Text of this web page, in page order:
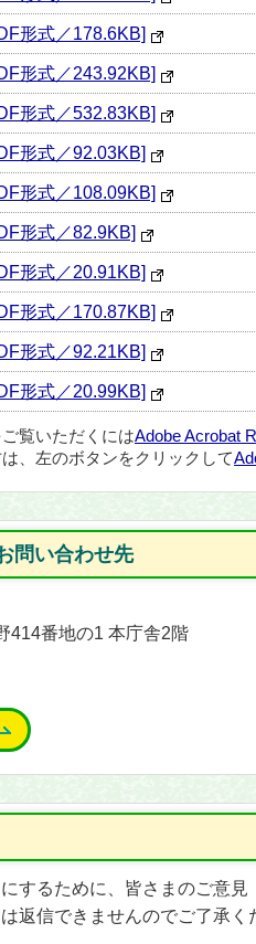
形式／178.6KB]
形式／243.92KB]
形式／532.83KB]
形式／92.03KB]
形式／108.09KB]
形式／82.9KB]
形式／20.91KB]
形式／170.87KB]
形式／92.21KB]
形式／20.99KB]
覧いただくにはAdobe Acrobat
、左のボタンをクリックして
問い合わせ先
414番地の1 本庁舎2階
するために、皆さまのご意見
返信できませんのでご了承く